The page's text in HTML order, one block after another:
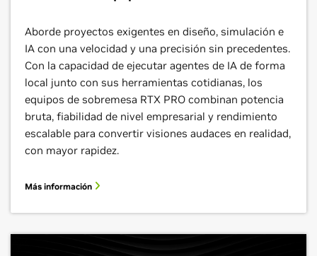
Aborde proyectos exigentes en diseño, simulación e
IA con una velocidad y una precisión sin precedentes.
Con la capacidad de ejecutar agentes de IA de forma
local junto con sus herramientas cotidianas, los
equipos de sobremesa RTX PRO combinan potencia
bruta, fiabilidad de nivel empresarial y rendimiento
escalable para convertir visiones audaces en realidad,
con mayor rapidez.
Más información